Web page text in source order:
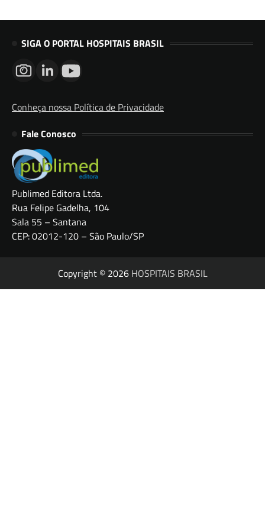
SIGA O PORTAL HOSPITAIS BRASIL
Conheça nossa Política de Privacidade
Fale Conosco
Publimed Editora Ltda.
Rua Felipe Gadelha, 104
Sala 55 – Santana
CEP: 02012-120 – São Paulo/SP
Copyright © 2026 HOSPITAIS BRASIL